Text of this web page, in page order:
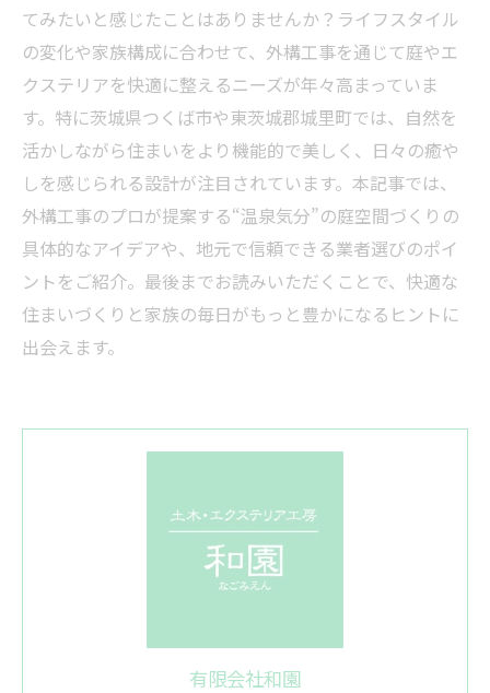
てみたいと感じたことはありませんか？ライフスタイル
の変化や家族構成に合わせて、外構工事を通じて庭やエ
クステリアを快適に整えるニーズが年々高まっていま
す。特に茨城県つくば市や東茨城郡城里町では、自然を
活かしながら住まいをより機能的で美しく、日々の癒や
しを感じられる設計が注目されています。本記事では、
外構工事のプロが提案する“温泉気分”の庭空間づくりの
具体的なアイデアや、地元で信頼できる業者選びのポイ
ントをご紹介。最後までお読みいただくことで、快適な
住まいづくりと家族の毎日がもっと豊かになるヒントに
出会えます。
有限会社和園